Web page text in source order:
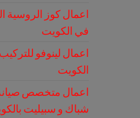
اعمال كوز الروسية
في الكويت
اعمال لينوفو
الكويت
اعمال متخصص
شباك و سبيليت